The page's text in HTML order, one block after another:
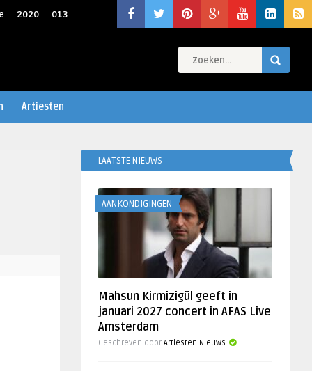
2020 013
Artiesten
LAATSTE NIEUWS
AANKONDIGINGEN
Mahsun Kirmizigül geeft in
januari 2027 concert in AFAS Live
Amsterdam
Geschreven door Artiesten Nieuws